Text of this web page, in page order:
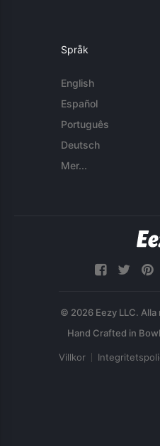
Språk
English
Español
Português
Deutsch
Mer...
© 2026 Eezy LLC.
Villkor